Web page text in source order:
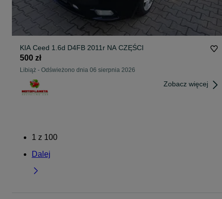
KIA Ceed 1.6d D4FB 2011r NA CZĘŚCI
500 zł
Libiąż - Odświeżono dnia 06 sierpnia 2026
Zobacz więcej
1 z 100
Dalej